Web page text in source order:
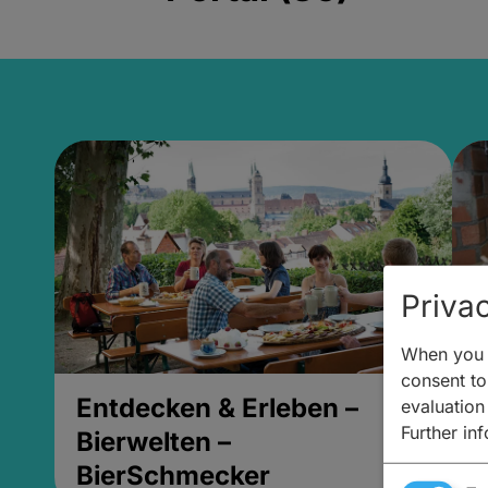
Entdecken & Erleben –
Bierwelten –
BierSchmecker
When
consent
Further